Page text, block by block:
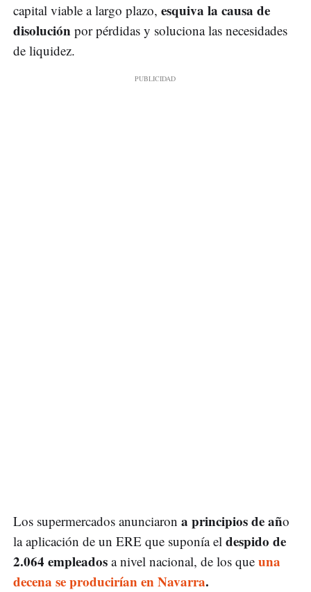
capital viable a largo plazo, esquiva la causa de
disolución por pérdidas y soluciona las necesidades
de liquidez.
Los supermercados anunciaron a principios de año
la aplicación de un ERE que suponía el despido de
2.064 empleados a nivel nacional, de los que una
decena se producirían en Navarra.